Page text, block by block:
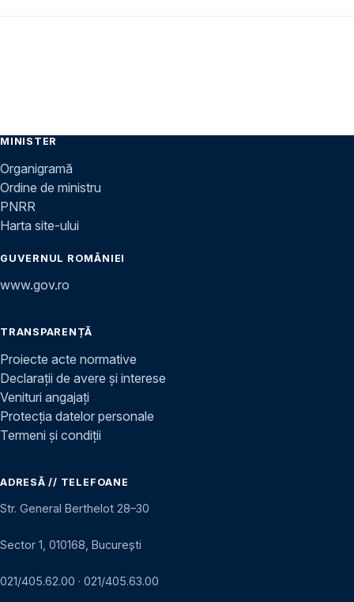
MINISTER
Organigramă
Ordine de ministru
PNRR
Harta site-ului
GUVERNUL ROMÂNIEI
www.gov.ro
TRANSPARENȚĂ
Proiecte acte normative
Declarații de avere și interese
Venituri angajați
Protecția datelor personale
Termeni și condiții
ADRESĂ // TELEFOANE
Str. General Berthelot 28–30
Sector 1, 010168, București
021/405.62.00 · 021/405.63.00